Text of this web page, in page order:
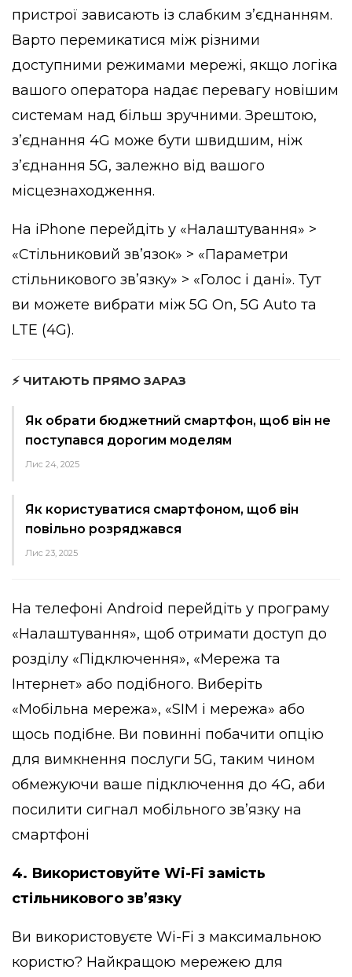
пристрої зависають із слабким з’єднанням.
Варто перемикатися між різними
доступними режимами мережі, якщо логіка
вашого оператора надає перевагу новішим
системам над більш зручними. Зрештою,
з’єднання 4G може бути швидшим, ніж
з’єднання 5G, залежно від вашого
місцезнаходження.
На iPhone перейдіть у «Налаштування» >
«Стільниковий зв’язок» > «Параметри
стільникового зв’язку» > «Голос і дані». Тут
ви можете вибрати між 5G On, 5G Auto та
LTE (4G).
⚡ ЧИТАЮТЬ ПРЯМО ЗАРАЗ
Як обрати бюджетний смартфон, щоб він не
поступався дорогим моделям
Лис 24, 2025
Як користуватися смартфоном, щоб він
повільно розряджався
Лис 23, 2025
На телефоні Android перейдіть у програму
«Налаштування», щоб отримати доступ до
розділу «Підключення», «Мережа та
Інтернет» або подібного. Виберіть
«Мобільна мережа», «SIM і мережа» або
щось подібне. Ви повинні побачити опцію
для вимкнення послуги 5G, таким чином
обмежуючи ваше підключення до 4G, аби
посилити сигнал мобільного зв’язку на
смартфоні
4. Використовуйте Wi-Fi замість
стільникового зв’язку
Ви використовуєте Wi-Fi з максимальною
користю? Найкращою мережею для